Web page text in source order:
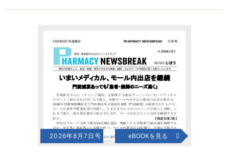
2026年8月7日号 eBOOKを見る